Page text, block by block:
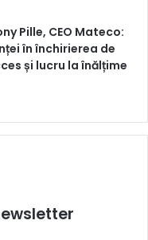
Pille, CEO Mateco:
în închirierea de
și lucru la înălțime